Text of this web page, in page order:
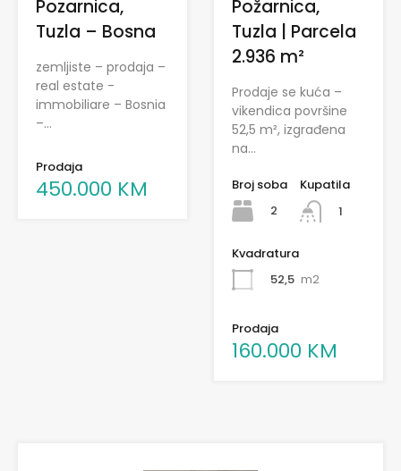
Pozarnica,
Tuzla – Bosna
zemljiste – prodaja –
real estate -
immobiliare – Bosnia
–…
Prodaja
450.000 KM
Požarnica,
Tuzla | Parcela
2.936 m²
Prodaje se kuća –
vikendica površine
52,5 m², izgrađena
na…
Broj soba
2
Kupatila
1
Kvadratura
52,5 m2
Prodaja
160.000 KM